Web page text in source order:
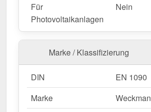
Für
Photovoltaikanlagen
Nein
Marke / Klassifizierung
DIN
EN 1090
Marke
Weckman